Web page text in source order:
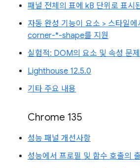
패널 전체의 표에 kB 단위로 표시
자동 완성 기능이 요소 > 스타일
corner-*-shape를 지원
실험적: DOM의 요소 및 속성 문제
Lighthouse 12.5.0
기타 주요 내용
Chrome 135
성능 패널 개선사항
성능에서 프로필 및 함수 호출의